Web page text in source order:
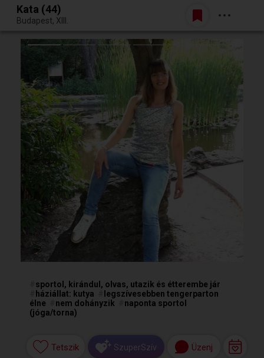
Egy jó randiból bármi lehet.
Belépés
Kata (44)
Budapest, XIII.
sportol, kirándul, olvas, utazik és étterembe jár
háziállat: kutya
legszívesebben tengerparton
élne
nem dohányzik
naponta sportol
(jóga/torna)
Tetszik SzuperSzív Üzenj